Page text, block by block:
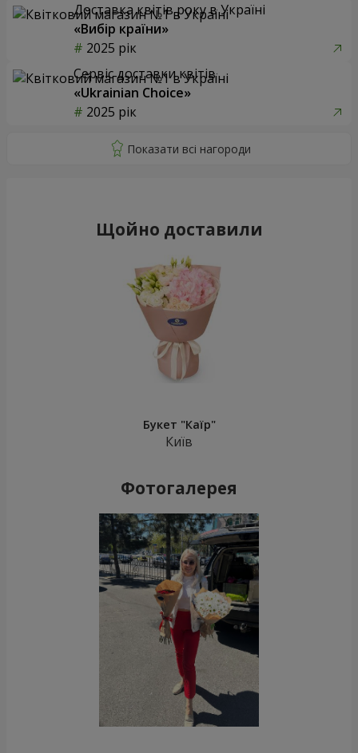
Доставка квітів року в Україні
«Вибір країни»
2025 рік
Сервіс доставки квітів
«Ukrainian Choice»
2025 рік
Щойно доставили
Букет "Каїр"
Київ
Фотогалерея